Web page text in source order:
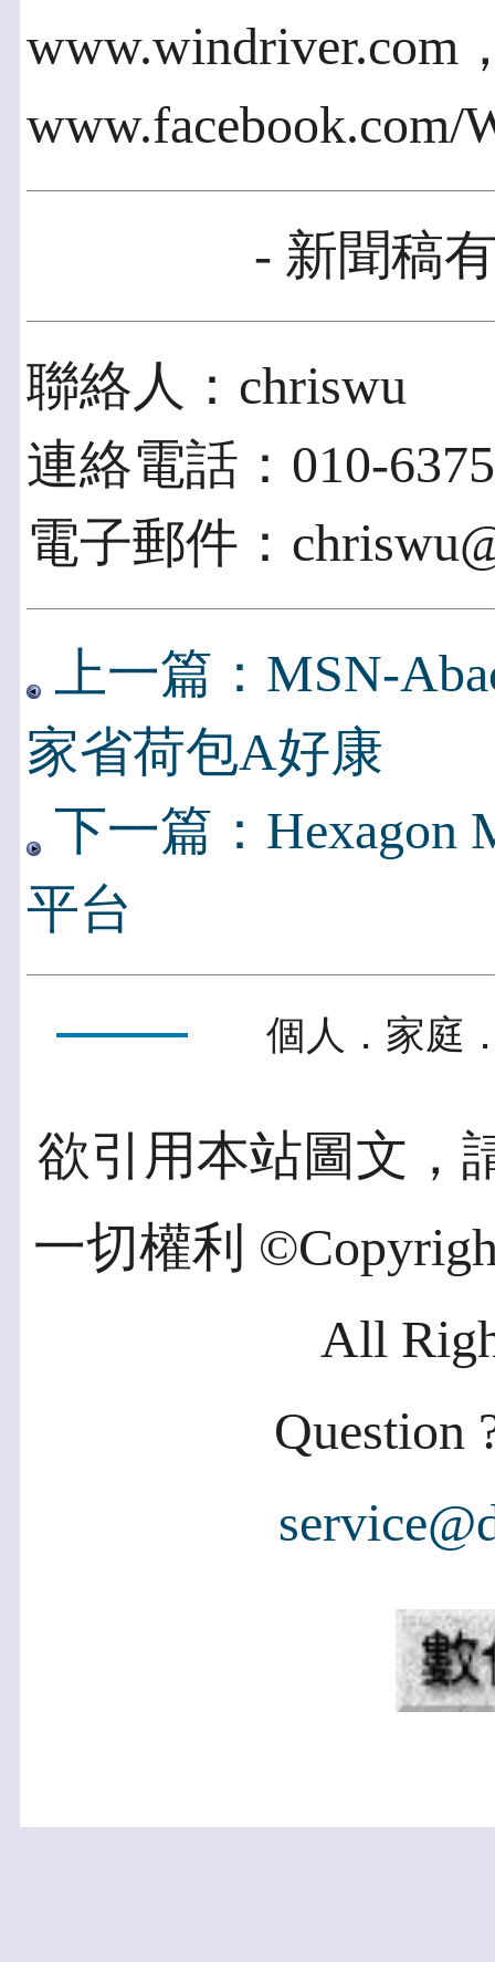
www.windriver.com
www.facebook.com/
- 新聞稿
聯絡人：chriswu
連絡電話：010-
電子郵件：
上一篇：MSN-
家省荷包A好康
下一篇：Hexagon
平台
個人．家庭
欲引用本站圖文，
一切權利
All
Question